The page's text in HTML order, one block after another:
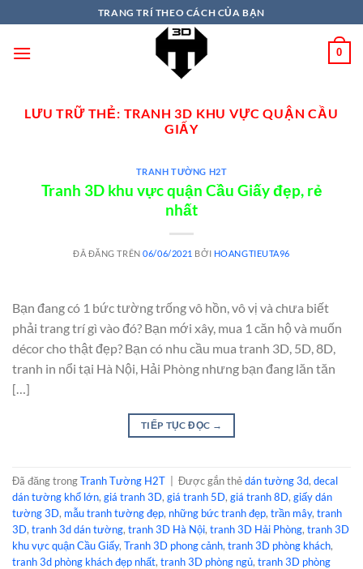
TRANG TRÍ THEO CÁCH CỦA BẠN
0
LƯU TRỮ THẺ: TRANH 3D KHU VỰC QUẬN CẦU
GIẤY
TRANH TƯỜNG H2T
Tranh 3D khu vực quận Cầu Giấy đẹp, rẻ
nhất
ĐÃ ĐĂNG TRÊN06/06/2021 BỞI HOANGTIEUTA96
Bạn đang có 1 bức tường trống vô hồn, vô vị và chưa biết
phải trang trí gì vào đó? Bạn mới xây, mua 1 căn hộ và muốn
décor cho thật đẹp? Bạn có nhu cầu mua tranh 3D, 5D, 8D,
tranh in nổi tại Hà Nội, Hải Phòng nhưng bạn đang lăn tăn
[…]
TIẾP TỤC ĐỌC →
Đã đăng trongTranh Tường H2T Được gắn thẻdán tường 3d, decal
dán tường khổ lớn, giá tranh 3D, giá tranh 5D, giá tranh 8D, giấy dán
tường 3D, mẫu tranh tường đẹp, những bức tranh đẹp, trần mây, tranh
3D, tranh 3d dán tường, tranh 3D Hà Nội, tranh 3D Hải Phòng, tranh 3D
khu vực quận Cầu Giấy, Tranh 3D phong cảnh, tranh 3D phòng khách,
tranh 3d phòng khách đẹp nhất, tranh 3D phòng ngủ, tranh 3D phòng